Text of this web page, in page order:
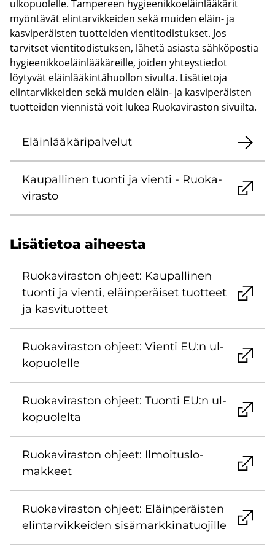
ulkopuolelle. Tampereen hygieenikkoeläinlääkärit
myöntävät elintarvikkeiden sekä muiden eläin- ja
kasviperäisten tuotteiden vientitodistukset. Jos
tarvitset vientitodistuksen, lähetä asiasta sähköpostia
hygieenikkoeläinlääkäreille, joiden yhteystiedot
löytyvät eläinlääkintähuollon sivulta. Lisätietoja
elintarvikkeiden sekä muiden eläin- ja kasviperäisten
tuotteiden viennistä voit lukea Ruokaviraston sivuilta.
Eläin­lää­kä­ri­pal­ve­lut
Kau­pal­li­nen tuon­ti ja vien­ti - Ruo­ka­
vi­ras­to
Li­sä­tie­toa ai­hees­ta
Ruo­ka­vi­ras­ton oh­jeet: Kau­pal­li­nen
tuon­ti ja vien­ti, eläin­pe­räi­set tuot­teet
ja kas­vi­tuot­teet
Ruo­ka­vi­ras­ton oh­jeet: Vien­ti EU:n ul­
ko­puo­lel­le
Ruo­ka­vi­ras­ton oh­jeet: Tuon­ti EU:n ul­
ko­puo­lel­ta
Ruo­ka­vi­ras­ton oh­jeet: Il­moi­tus­lo­
mak­keet
Ruo­ka­vi­ras­ton oh­jeet: Eläin­pe­räis­ten
elin­tar­vik­kei­den si­sä­mark­ki­na­tuo­jil­le